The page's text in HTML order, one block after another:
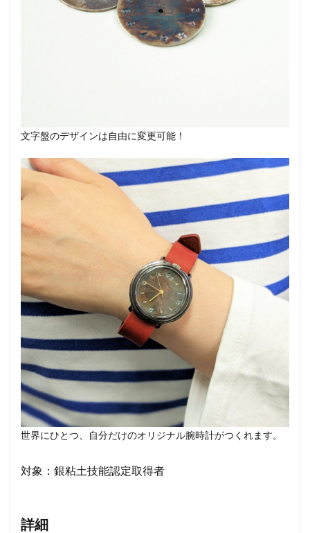
文字盤のデザインは自由に変更可能！
世界にひとつ、自分だけのオリジナル腕時計がつくれます。
対象：銀粘土技能認定取得者
詳細